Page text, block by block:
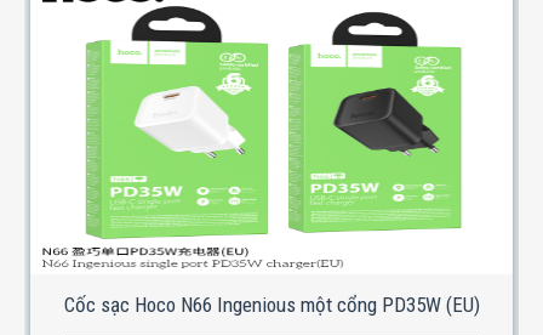
Cốc sạc Hoco N66 Ingenious một cổng PD35W (EU)